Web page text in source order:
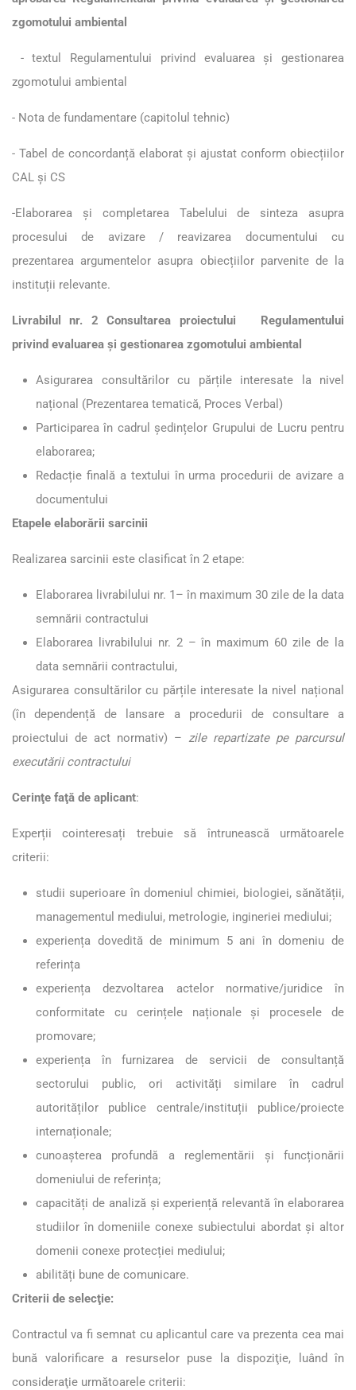
zgomotului ambiental
- textul Regulamentului privind evaluarea și gestionarea
zgomotului ambiental
- Nota de fundamentare (capitolul tehnic)
- Tabel de concordanță elaborat și ajustat conform obiecțiilor
CAL și CS
-Elaborarea și completarea Tabelului de sinteza asupra
procesului de avizare / reavizarea documentului cu
prezentarea argumentelor asupra obiecțiilor parvenite de la
instituții relevante.
Livrabilul nr. 2
Consultarea proiectului Regulamentului
privind evaluarea și gestionarea zgomotului ambiental
Asigurarea consultărilor cu părțile interesate la nivel
național (Prezentarea tematică, Proces Verbal)
Participarea în cadrul ședințelor Grupului de Lucru pentru
elaborarea;
Redacție finală a textului în urma procedurii de avizare a
documentului
Etapele elaborării sarcinii
Realizarea sarcinii este clasificat în 2 etape:
Elaborarea livrabilului nr. 1– în maximum 30 zile de la data
semnării contractului
Elaborarea livrabilului nr. 2 – în maximum 60 zile de la
data semnării contractului,
Asigurarea consultărilor cu părțile interesate la nivel național
(în dependență de lansare a procedurii de consultare a
proiectului de act normativ) – zile repartizate pe parcursul
executării contractului
Cerinţe faţă de aplicant:
Experții cointeresați trebuie să întrunească următoarele
criterii:
studii superioare în domeniul chimiei, biologiei, sănătății,
managementul mediului, metrologie, ingineriei mediului;
experiența dovedită de minimum 5 ani în domeniu de
referința
experiența dezvoltarea actelor normative/juridice în
conformitate cu cerințele naționale și procesele de
promovare;
experiența în furnizarea de servicii de consultanță
sectorului public, ori activități similare în cadrul
autorităților publice centrale/instituții publice/proiecte
internaționale;
cunoașterea profundă a reglementării și funcționării
domeniului de referința;
capacități de analiză și experiență relevantă în elaborarea
studiilor în domeniile conexe subiectului abordat și altor
domenii conexe protecției mediului;
abilități bune de comunicare.
Criterii de selecţie:
Contractul va fi semnat cu aplicantul care va prezenta cea mai
bună valorificare a resurselor puse la dispoziţie, luând în
consideraţie următoarele criterii: